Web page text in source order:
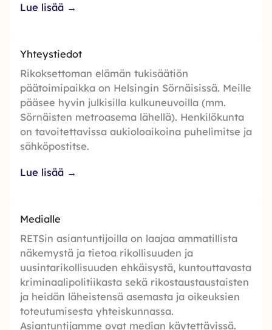
Lue lisää →
Yhteystiedot
Rikoksettoman elämän tukisäätiön
päätoimipaikka on Helsingin Sörnäisissä. Meille
pääsee hyvin julkisilla kulkuneuvoilla (mm.
Sörnäisten metroasema lähellä). Henkilökunta
on tavoitettavissa aukioloaikoina puhelimitse ja
sähköpostitse.
Lue lisää →
Medialle
RETSin asiantuntijoilla on laajaa ammatillista
näkemystä ja tietoa rikollisuuden ja
uusintarikollisuuden ehkäisystä, kuntouttavasta
kriminaalipolitiikasta sekä rikostaustaustaisten
ja heidän läheistensä asemasta ja oikeuksien
toteutumisesta yhteiskunnassa.
Asiantuntijamme ovat median käytettävissä.